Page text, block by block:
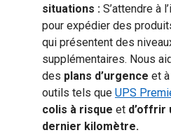
situations : S’attendre à
pour expédier des
qui présentent des
supplémentaires. Nous
des plans d’urgence et
outils tels que UPS
colis à risque et d’offrir
dernier kilomètre.